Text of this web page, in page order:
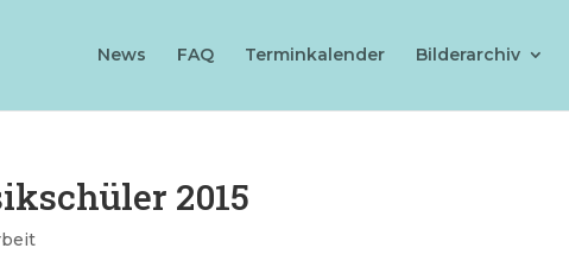
News FAQ Terminkalender Bilderarchiv
2015